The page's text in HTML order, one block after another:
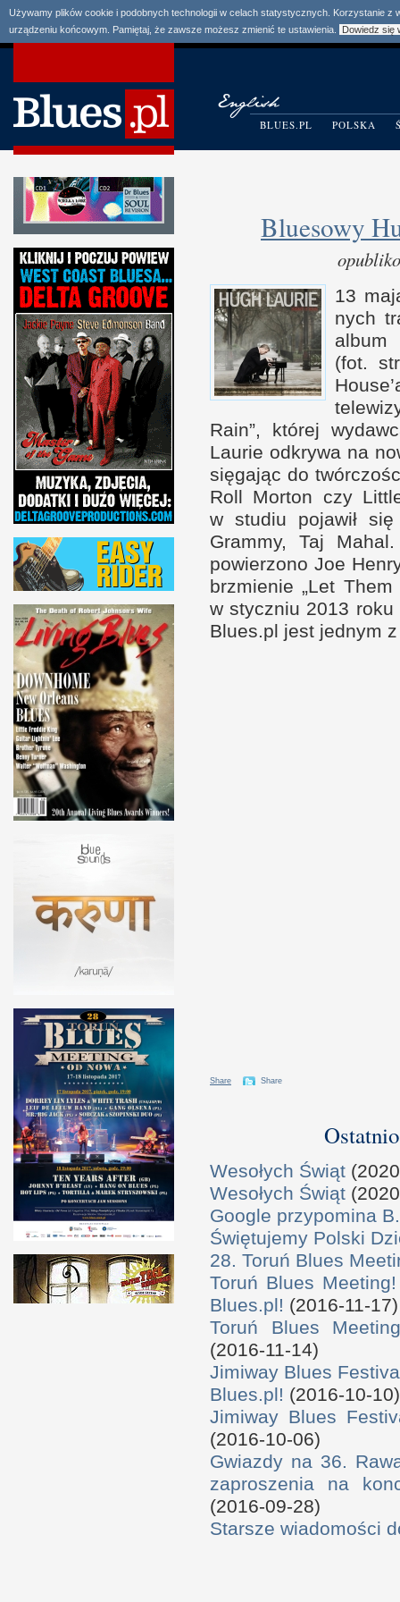
Używamy plików cookie i podobnych technologii w celach statystycznych. Korzystanie
urządzeniu końcowym. Pamiętaj, że zawsze możesz zmienić te ustawienia.
Dowiedz się
BLUES.PL POLSKA
Bluesowy
13
nych
album
(fot.
Rain”, której
Laurie odkrywa na
sięgając do
Roll Mor­ton czy
w studiu pojawił
Grammy, Taj
powierzono Joe
brzmienie „Let
w stycz­niu 2013 roku
Blues​.pl jest jed­nym
Share Share
Wesołych Świąt
Wesołych Świąt
Google przypomina
Świętujemy Polski
28. Toruń Blues
Toruń Blues
Blues.pl! (2016-11-17)
Toruń Blues
(2016-11-14)
Jimiway Blues
Blues.pl! (2016-10-10)
Jimiway Blues
(2016-10-06)
Gwiazdy na 36.
zaproszenia na
(2016-09-28)
Starsze wiadomości